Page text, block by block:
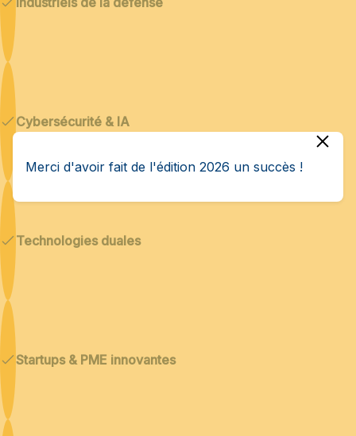
Cybersécurité & IA
Technologies duales
Startups & PME innovantes
Merci d'avoir fait de l'édition 2026 un succès !